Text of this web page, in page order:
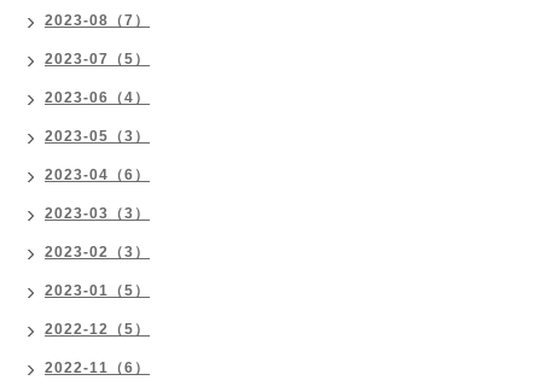
2023-08（7）
2023-07（5）
2023-06（4）
2023-05（3）
2023-04（6）
2023-03（3）
2023-02（3）
2023-01（5）
2022-12（5）
2022-11（6）